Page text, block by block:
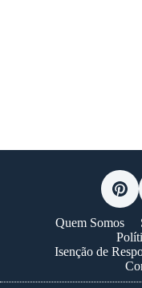
Quem Somos
Isenção de